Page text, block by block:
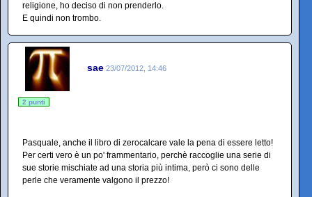
religione, ho deciso di non prenderlo.
E quindi non trombo.
sae 23/07/2012, 14:46
2 punti
Pasquale, anche il libro di zerocalcare vale la pena di essere letto!
Per certi vero è un po' frammentario, perchè raccoglie una serie di
sue storie mischiate ad una storia più intima, però ci sono delle
perle che veramente valgono il prezzo!